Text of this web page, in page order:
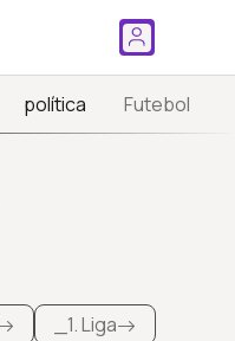
política Futebol
_1. Liga